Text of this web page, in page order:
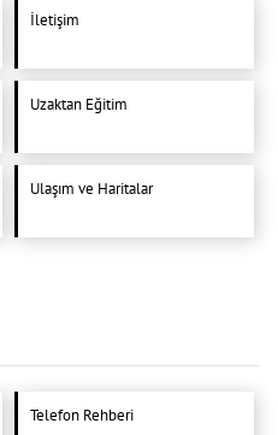
İletişim
Uzaktan Eğitim
Ulaşım ve Haritalar
Telefon Rehberi